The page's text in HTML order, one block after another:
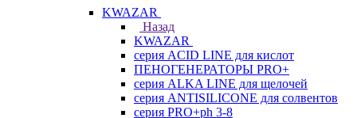
KWAZAR
Назад
KWAZAR
серия ACID LINE для кислот
ПЕНОГЕНЕРАТОРЫ PRO+
серия ALKA LINE для щелочей
серия ANTISILICONE для солвентов
серия PRO+ph 3-8